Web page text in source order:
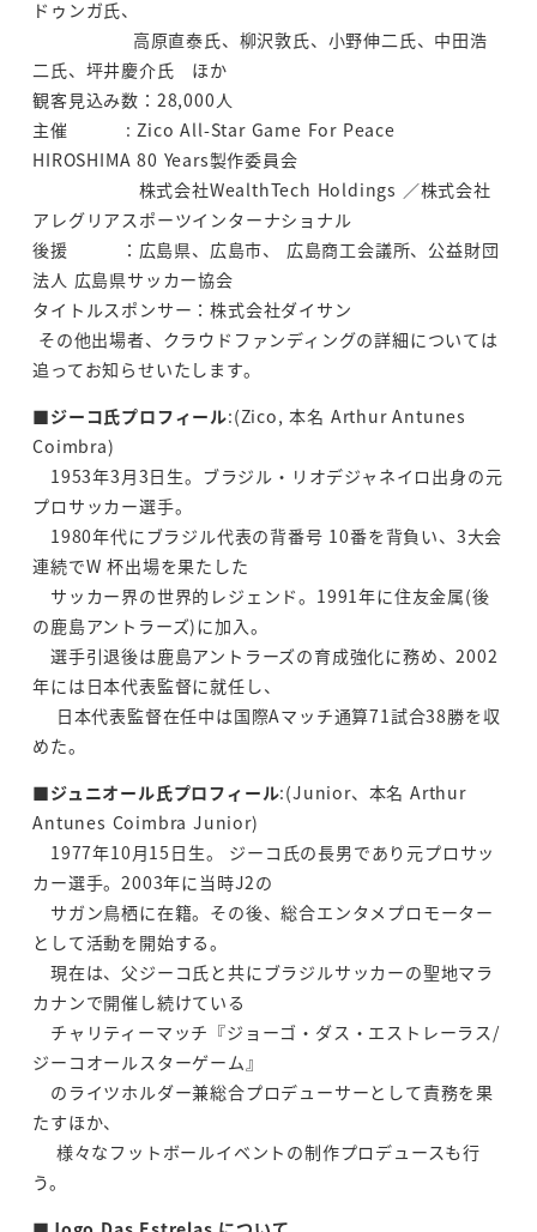
ドゥンガ氏、
高原直泰氏、柳沢敦氏、小野伸二氏、中田浩
二氏、坪井慶介氏 ほか
観客見込み数：28,000人
主催 : Zico All-Star Game For Peace
HIROSHIMA 80 Years製作委員会
株式会社WealthTech Holdings ／株式会社
アレグリアスポーツインターナショナル
後援 ：広島県、広島市、 広島商工会議所、公益財団
法人 広島県サッカー協会
タイトルスポンサー：株式会社ダイサン
その他出場者、クラウドファンディングの詳細については
追ってお知らせいたします。
■ジーコ氏プロフィール:(Zico, 本名 Arthur Antunes
Coimbra)
1953年3月3日生。ブラジル・リオデジャネイロ出身の元
プロサッカー選手。
1980年代にブラジル代表の背番号 10番を背負い、3大会
連続でW 杯出場を果たした
サッカー界の世界的レジェンド。1991年に住友金属(後
の鹿島アントラーズ)に加入。
選手引退後は鹿島アントラーズの育成強化に務め、2002
年には日本代表監督に就任し、
日本代表監督在任中は国際Aマッチ通算71試合38勝を収
めた。
■ジュニオール氏プロフィール:(Junior、本名 Arthur
Antunes Coimbra Junior)
1977年10月15日生。 ジーコ氏の長男であり元プロサッ
カー選手。2003年に当時J2の
サガン鳥栖に在籍。その後、総合エンタメプロモーター
として活動を開始する。
現在は、父ジーコ氏と共にブラジルサッカーの聖地マラ
カナンで開催し続けている
チャリティーマッチ『ジョーゴ・ダス・エストレーラス/
ジーコオールスターゲーム』
のライツホルダー兼総合プロデューサーとして責務を果
たすほか、
様々なフットボールイベントの制作プロデュースも行
う。